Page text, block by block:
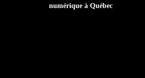
numérique à Québec